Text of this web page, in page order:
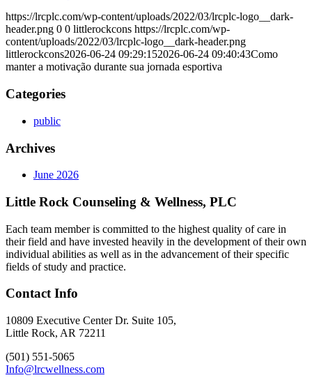
https://lrcplc.com/wp-content/uploads/2022/03/lrcplc-logo__dark-
header.png 0 0 littlerockcons https://lrcplc.com/wp-
content/uploads/2022/03/lrcplc-logo__dark-header.png
littlerockcons2026-06-24 09:29:152026-06-24 09:40:43Como
manter a motivação durante sua jornada esportiva
Categories
public
Archives
June 2026
Little Rock Counseling & Wellness, PLC
Each team member is committed to the highest quality of care in
their field and have invested heavily in the development of their own
individual abilities as well as in the advancement of their specific
fields of study and practice.
Contact Info
10809 Executive Center Dr. Suite 105,
Little Rock, AR 72211
(501) 551-5065
Info@lrcwellness.com